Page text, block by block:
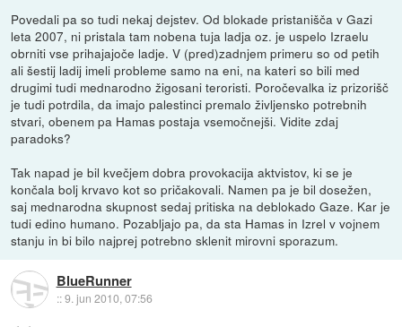
Povedali pa so tudi nekaj dejstev. Od blokade pristanišča v Gazi
leta 2007, ni pristala tam nobena tuja ladja oz. je uspelo Izraelu
obrniti vse prihajajoče ladje. V (pred)zadnjem primeru so od petih
ali šestij ladij imeli probleme samo na eni, na kateri so bili med
drugimi tudi mednarodno žigosani teroristi. Poročevalka iz prizorišč
je tudi potrdila, da imajo palestinci premalo življensko potrebnih
stvari, obenem pa Hamas postaja vsemočnejši. Vidite zdaj
paradoks?
Tak napad je bil kvečjem dobra provokacija aktvistov, ki se je
končala bolj krvavo kot so pričakovali. Namen pa je bil dosežen,
saj mednarodna skupnost sedaj pritiska na deblokado Gaze. Kar je
tudi edino humano. Pozabljajo pa, da sta Hamas in Izrel v vojnem
stanju in bi bilo najprej potrebno sklenit mirovni sporazum.
BlueRunner
::9. jun 2010, 07:56